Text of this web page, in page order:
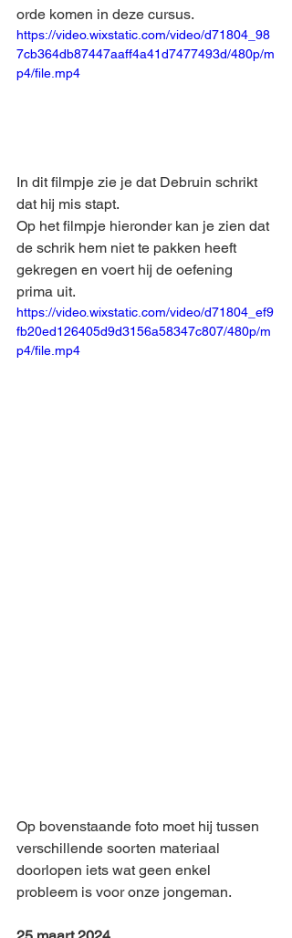
orde komen in deze cursus.
https://video.wixstatic.com/video/d71804_98
7cb364db87447aaff4a41d7477493d/480p/m
p4/file.mp4
In dit filmpje zie je dat Debruin schrikt
dat hij mis stapt.
Op het filmpje hieronder kan je zien dat
de schrik hem niet te pakken heeft
gekregen en voert hij de oefening
prima uit.
https://video.wixstatic.com/video/d71804_ef9
fb20ed126405d9d3156a58347c807/480p/m
p4/file.mp4
Op bovenstaande foto moet hij tussen
verschillende soorten materiaal
doorlopen iets wat geen enkel
probleem is voor onze jongeman.